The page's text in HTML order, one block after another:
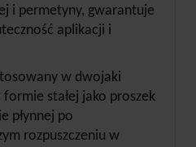
i permetyny, gwarantuje
aplikacji i
w dwojaki
formie stałej jako proszek
płynnej po
rozpuszczeniu w